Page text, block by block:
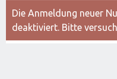
Die Anmeldung neuer
deaktiviert. Bitte